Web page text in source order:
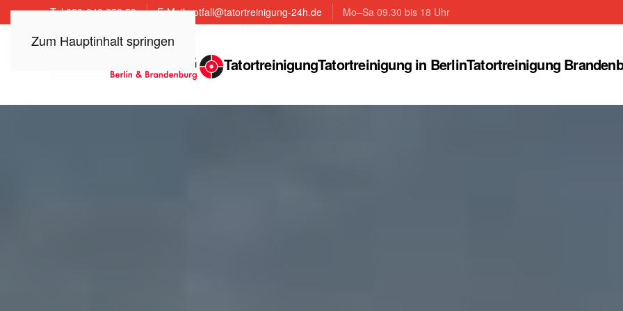
Zum Hauptinhalt springen
Tel.030-243 252 53 E-Mail:notfall@tatortreinigung-24h.de Mo–Sa 09.30 bis 18 Uhr
TatortreinigungTatortreinigung in BerlinTatortreinigung